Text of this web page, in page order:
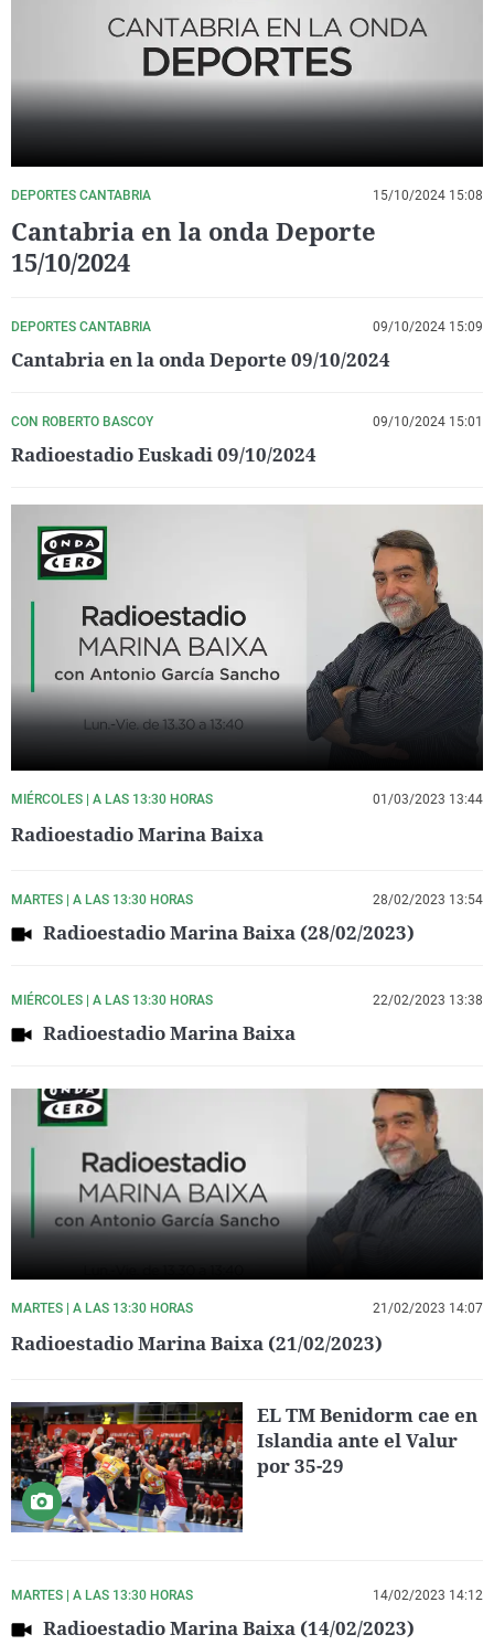
La rosa de los vientos
Gente viajera
Como el perro y el
Caso
Retornados
Equipo de
Extremadura
Galicia
La Rioja
País Vasco
Virales
Televisión
Elecciones
DEPORTES CANTABRIA 15/10/2024 15:08
Cantabria en la onda Deporte
15/10/2024
DEPORTES CANTABRIA 09/10/2024 15:09
Cantabria en la onda Deporte 09/10/2024
CON ROBERTO BASCOY 09/10/2024 15:01
Radioestadio Euskadi 09/10/2024
MIÉRCOLES | A LAS 13:30 HORAS 01/03/2023 13:44
Radioestadio Marina Baixa
MARTES | A LAS 13:30 HORAS 28/02/2023 13:54
Radioestadio Marina Baixa (28/02/2023)
MIÉRCOLES | A LAS 13:30 HORAS 22/02/2023 13:38
Radioestadio Marina Baixa
MARTES | A LAS 13:30 HORAS 21/02/2023 14:07
Radioestadio Marina Baixa (21/02/2023)
EL TM Benidorm cae en
Islandia ante el Valur
por 35-29
MARTES | A LAS 13:30 HORAS 14/02/2023 14:12
Radioestadio Marina Baixa (14/02/2023)